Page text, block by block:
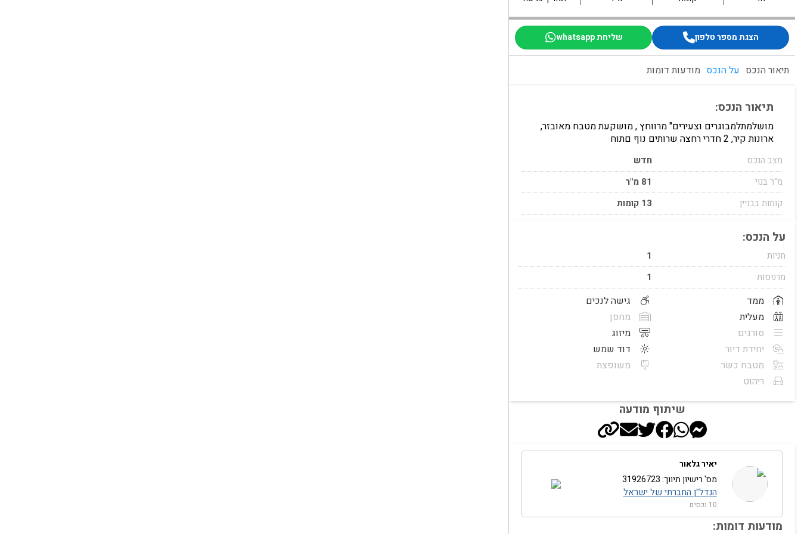
הצגת מספר טלפון שליחת whatsapp
תיאור הנכס על הנכס מודעות דומות
תיאור הנכס:
מושלמתלמבוגרים וצעירים" מרווחץ , מושקעת מטבח מאובזר,
ארונות קיר, 2 חדרי רחצה שרותים נוף םתוח
מצב הנכס
חדש
מ"ר בנוי
81 מ"ר
קומות בבניין
13 קומות
על הנכס:
חניות
1
מרפסות
1
ממד
מעלית
סורגים
יחידת דיור
מטבח כשר
ריהוט
גישה לנכים
מחסן
מיזוג
דוד שמש
משופצת
שיתוף מודעה
יאיר גלאור
מס' רישיון תיווך: 31926723
הנדל"ן החברתי של ישראל
10 נכסים
מודעות דומות: